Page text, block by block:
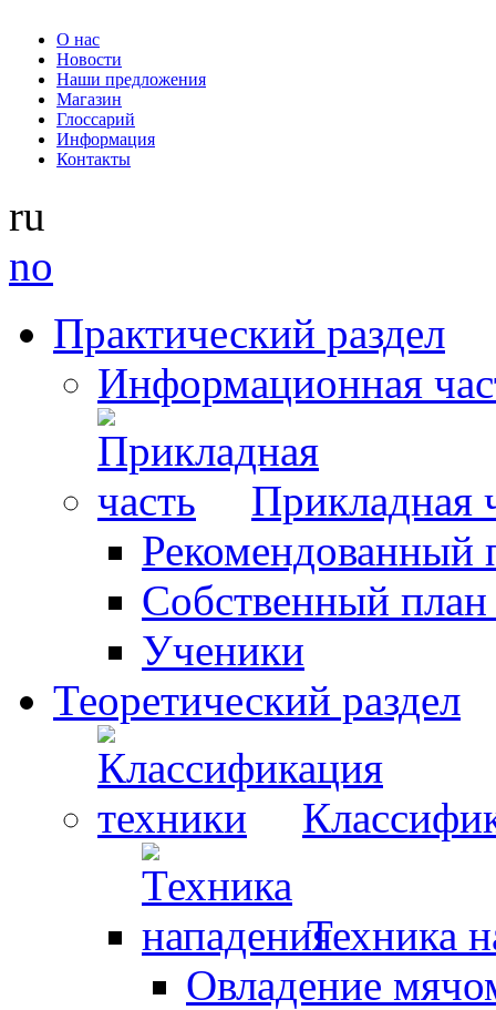
О нас
Новости
Наши предложения
Магазин
Глоссарий
Информация
Контакты
ru
no
Практический раздел
Информационная
Прикладная
Рекомендованный
Собственный
Ученики
Теоретический раздел
Техника
Овладение